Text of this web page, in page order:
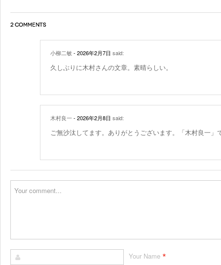
2 COMMENTS
小柳二敏- 2026年2月7日 said:
久しぶりに木村さんの文章。素晴らしい。
木村良一- 2026年2月8日 said:
ご無沙汰してます。ありがとうございます。「木村良一」
Your Name *